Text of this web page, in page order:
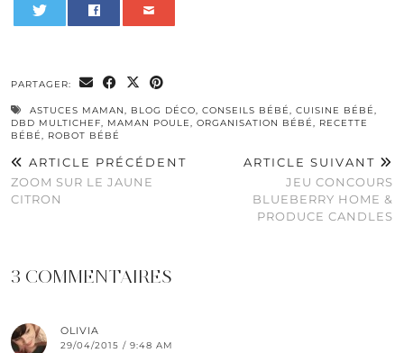
PARTAGER:
ASTUCES MAMAN, BLOG DÉCO, CONSEILS BÉBÉ, CUISINE BÉBÉ,
DBD MULTICHEF, MAMAN POULE, ORGANISATION BÉBÉ, RECETTE
BÉBÉ, ROBOT BÉBÉ
ARTICLE PRÉCÉDENT
ZOOM SUR LE JAUNE
CITRON
ARTICLE SUIVANT
JEU CONCOURS
BLUEBERRY HOME &
PRODUCE CANDLES
3 COMMENTAIRES
OLIVIA
29/04/2015 / 9:48 AM